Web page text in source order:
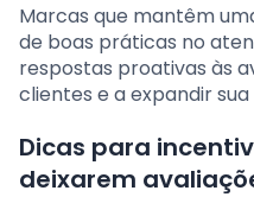
Marcas que mantêm
de boas práticas no
respostas proativas às
clientes e a expandir
Dicas para
deixarem